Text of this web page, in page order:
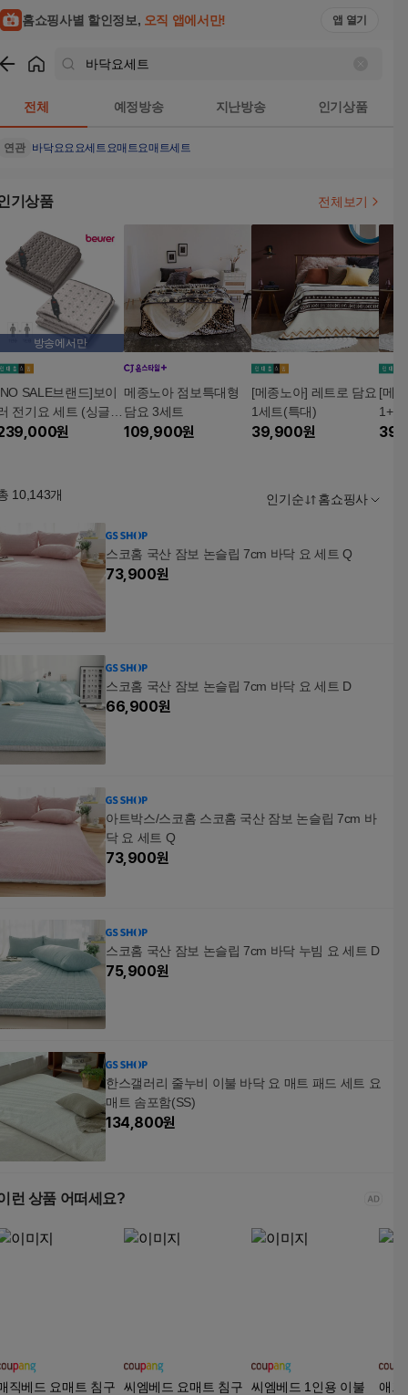
홈쇼핑사별 할인정보, 오직 앱에서만! 앱 열기
전체 예정방송 지난방송 인기상품
연관 바닥요요요세트요매트요매트세트
기상품 전체보기
방송에서만
SALE브랜드]보이
전기요 세트 (싱글(B
싱글(BKU10
원
메종노아 점보특대형
담요 3세트
109,900원
[메종노아] 레트로 담요
1세트(특대)
39,900원
[메
1+1
10,143개 인기순 홈쇼핑사
스코홈 국산 잠보 논슬립 7cm 바닥 요 세트 Q
73,900원
스코홈 국산 잠보 논슬립 7cm 바닥 요 세트 D
66,900원
아트박스/스코홈 스코홈 국산 잠보 논슬립 7cm 바
닥 요 세트 Q
73,900원
스코홈 국산 잠보 논슬립 7cm 바닥 누빔 요 세트 D
75,900원
한스갤러리 줄누비 이불 바닥 요 매트 패드 세트 요
매트 솜포함(SS)
134,800원
런 상품 어떠세요?
직베드 요매트 침구
씨엠베드 요매트 침구
씨엠베드 1인용 이불
애프